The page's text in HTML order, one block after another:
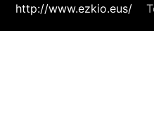
http://www.ezkio.eus/